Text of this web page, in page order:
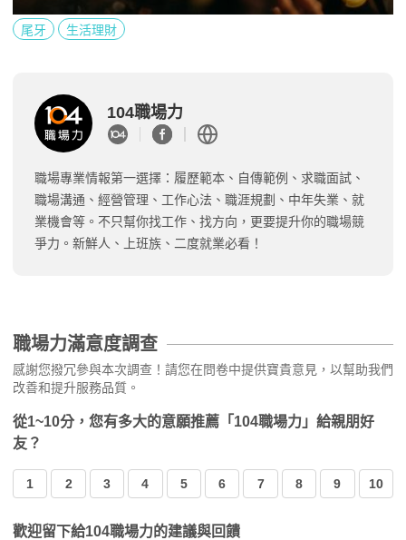
尾牙 生活理財
104職場力
職場專業情報第一選擇：履歷範本、自傳範例、求職面試、
職場溝通、經營管理、工作心法、職涯規劃、中年失業、就
業機會等。不只幫你找工作、找方向，更要提升你的職場競
爭力。新鮮人、上班族、二度就業必看！
職場力滿意度調查
感謝您撥冗參與本次調查！請您在問卷中提供寶貴意見，以幫助我們
改善和提升服務品質。
從1~10分，您有多大的意願推薦「104職場力」給親朋好
友？
1 2 3 4 5 6 7 8 9 10
歡迎留下給104職場力的建議與回饋